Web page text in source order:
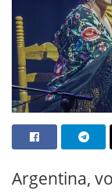
Argentina,